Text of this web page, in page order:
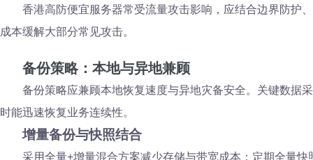
香港高防便宜服务器常受流量攻击影响，应结合边界防护
成本缓解大部分常见攻击。
备份策略：本地与异地兼顾
备份策略应兼顾本地恢复速度与异地灾备安全。关键数据
时能迅速恢复业务连续性。
增量备份与快照结合
采用全量+增量混合方案减少存储与带宽成本：定期全量